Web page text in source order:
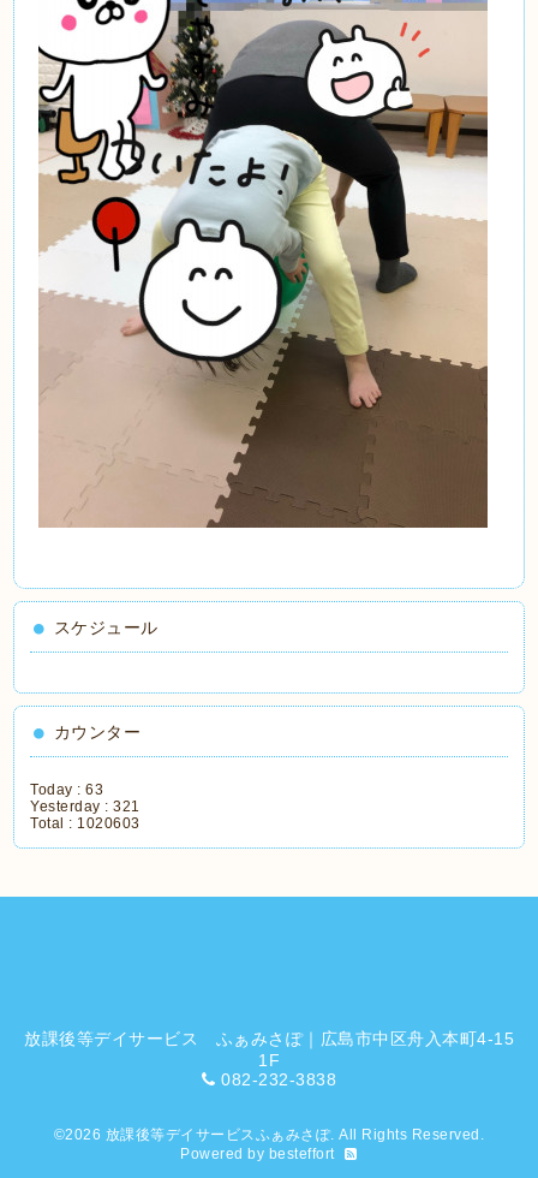
スケジュール
カウンター
Today :63
Yesterday :321
Total : 1020603
放課後等デイサービス ふぁみさぽ｜広島市中区舟入本町4-15
1F
082-232-3838
©2026 放課後等デイサービスふぁみさぽ. All Rights Reserved.
Powered by besteffort